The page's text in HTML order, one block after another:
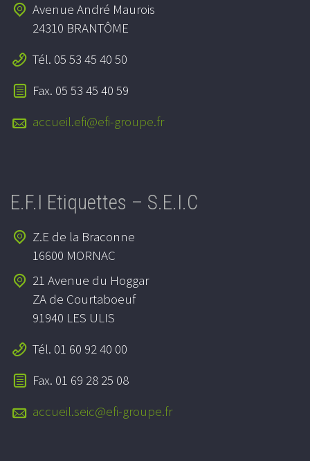
Avenue André Maurois
24310 BRANTÔME
Tél. 05 53 45 40 50
Fax. 05 53 45 40 59
accueil.efi@efi-groupe.fr
E.F.I Etiquettes – S.E.I.C
Z.E de la Braconne
16600 MORNAC
21 Avenue du Hoggar
ZA de Courtaboeuf
91940 LES ULIS
Tél. 01 60 92 40 00
Fax. 01 69 28 25 08
accueil.seic@efi-groupe.fr